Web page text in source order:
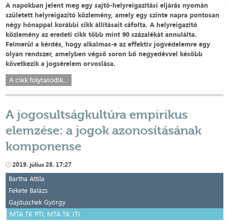
A napokban jelent meg egy sajtó-helyreigazítási eljárás nyomán
született helyreigazító közlemény, amely egy szinte napra pontosan
négy hónappal korábbi cikk állításait cáfolta. A helyreigazító
közlemény az eredeti cikk több mint 90 százalékát annulálta.
Felmerül a kérdés, hogy alkalmas-e az effektív jogvédelemre egy
olyan rendszer, amelyben végső soron bő negyedévvel később
következik a jogsérelem orvoslása.
A cikk folytatódik...
A jogosultságkultúra empirikus
elemzése: a jogok azonosításának
komponense
2019. július 28. 17:27
Bartha Attila
Fekete Balázs
Gajduschek György
MTA TK PTI, MTA TK JTI